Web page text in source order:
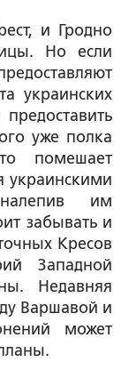
и Гродно
Но если
украинских
уже полка
помешает
украинскими
им
забывать и
Кресов
Западной
Недавняя
Варшавой и
может